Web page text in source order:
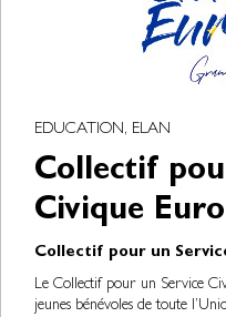
EDUCATION, ELAN
Collectif
Civique
Collectif pour un
Le Collectif pour un Service
jeunes bénévoles de toute